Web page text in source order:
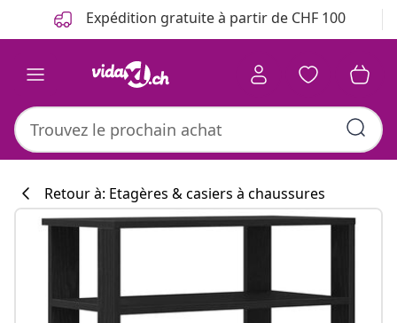
Précédent Expédition gratuite à partir de CHF 100
Retour à: Etagères & casiers à chaussures